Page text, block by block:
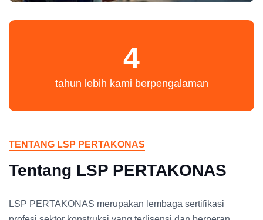
4
tahun lebih kami berpengalaman
TENTANG LSP PERTAKONAS
Tentang LSP PERTAKONAS
LSP PERTAKONAS merupakan lembaga sertifikasi